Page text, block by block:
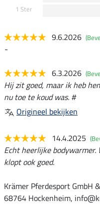
1 Ster
9.6.2026
-
6.3.2026
Hij zit goed, maar ik heb
nu toe te koud was. #
Origineel bekijken
14.4.2025
Echt heerlijke
klopt ook goed.
Krämer Pferdesport GmbH
68764 Hockenheim,